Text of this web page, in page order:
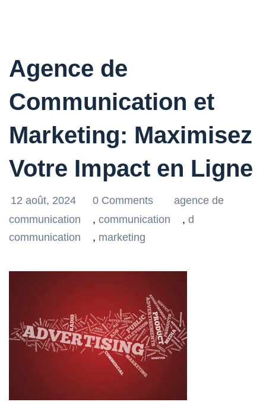
Agence de
Communication et
Marketing: Maximisez
Votre Impact en Ligne
12 août, 2024 0 Comments
agence de
communication
, communication , d
communication
, marketing